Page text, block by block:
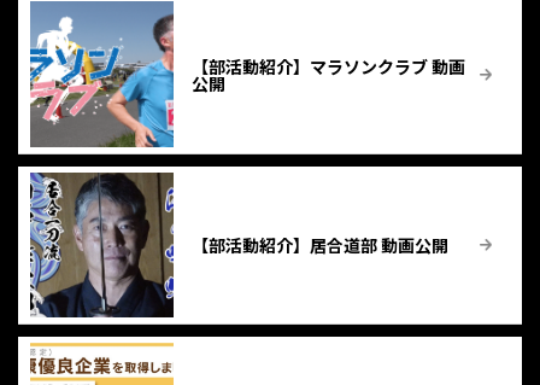
【部活動紹介】マラソンクラブ 動画
公開
【部活動紹介】居合道部 動画公開